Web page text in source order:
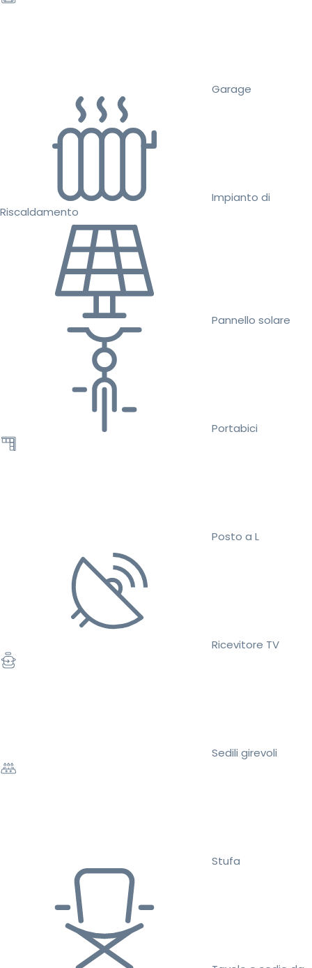
Garage
Impianto di
Riscaldamento
Pannello solare
Portabici
Posto a L
Ricevitore TV
Sedili girevoli
Stufa